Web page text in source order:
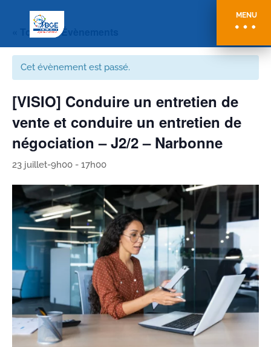
MENU
« Tous les Évènements
Cet évènement est passé.
[VISIO] Conduire un entretien de
vente et conduire un entretien de
négociation – J2/2 – Narbonne
23 juillet-9h00 - 17h00